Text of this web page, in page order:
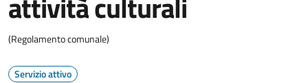
(Regolamento comunale)
Servizio attivo